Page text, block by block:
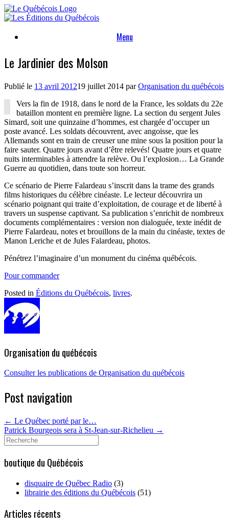
Skip
to
Menu
Le Jardinier des Molson
Publié le 13 avril 201219 juillet 2014 parOrganisation du québécois
Vers la fin de 1918, dans le nord de la France, les soldats du 22e
bataillon montent en première ligne. La section du sergent Jules
Simard, soit une quinzaine d’hommes, est chargée d’occuper un
poste avancé. Les soldats découvrent, avec angoisse, que les
Allemands sont en train de creuser une mine sous la position pour la
faire sauter. Quatre jours avant d’être relevés! Quatre jours et quatre
nuits interminables à attendre la relève. Ou l’explosion… La Grande
Guerre au quotidien, dans toute son horreur.
Ce scénario de Pierre Falardeau s’inscrit dans la trame des grands
films historiques du célèbre cinéaste. Le lecteur découvrira un
scénario poignant qui traite d’exploitation, de courage et de liberté à
travers un suspense captivant. Sa publication s’enrichit de nombreux
documents complémentaires : version non dialoguée, texte inédit de
Pierre Falardeau, notes et brouillons de la main du cinéaste, textes de
Manon Leriche et de Jules Falardeau, photos.
Pénétrez l’imaginaire d’un monument du cinéma québécois.
Pour commander
Posted in Éditions du Québécois, livres.
Organisation du québécois
Consulter les publications de Organisation du québécois
Post navigation
← Le Québec porté par le…
Patrick Bourgeois sera à St-Jean-sur-Richelieu →
Search
for:
boutique du Québécois
disquaire de Québec Radio (3)
librairie des éditions du Québécois (51)
Articles récents